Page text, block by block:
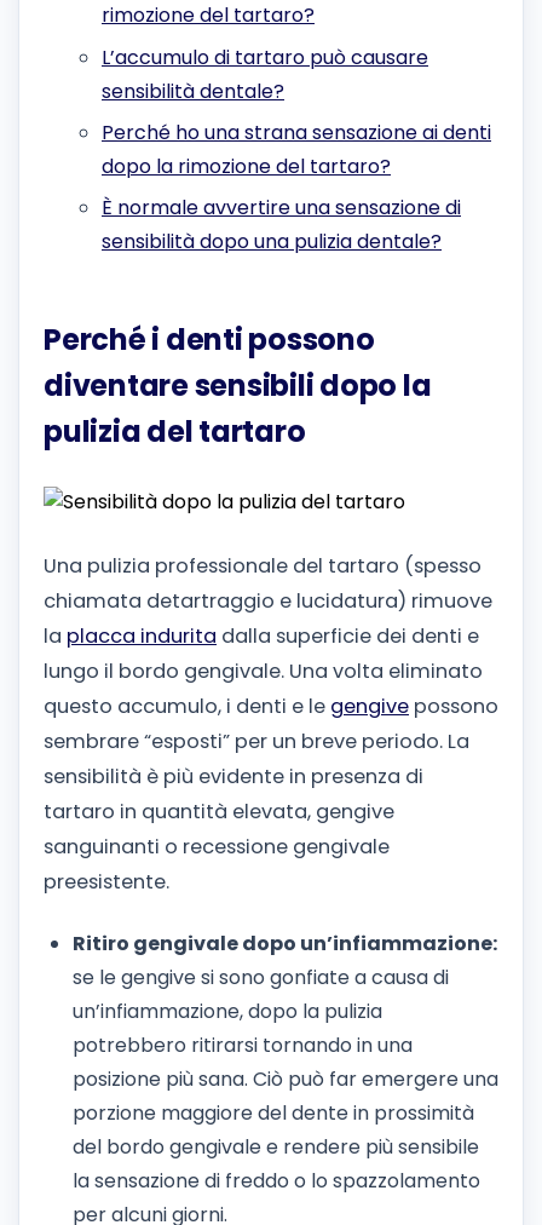
rimozione del tartaro?
L’accumulo di tartaro può causare
sensibilità dentale?
Perché ho una strana sensazione ai denti
dopo la rimozione del tartaro?
È normale avvertire una sensazione di
sensibilità dopo una pulizia dentale?
Perché i denti possono
diventare sensibili dopo la
pulizia del tartaro
Una pulizia professionale del tartaro (spesso
chiamata detartraggio e lucidatura) rimuove
la placca indurita dalla superficie dei denti e
lungo il bordo gengivale. Una volta eliminato
questo accumulo, i denti e le gengive possono
sembrare “esposti” per un breve periodo. La
sensibilità è più evidente in presenza di
tartaro in quantità elevata, gengive
sanguinanti o recessione gengivale
preesistente.
Ritiro gengivale dopo un’infiammazione:
se le gengive si sono gonfiate a causa di
un’infiammazione, dopo la pulizia
potrebbero ritirarsi tornando in una
posizione più sana. Ciò può far emergere una
porzione maggiore del dente in prossimità
del bordo gengivale e rendere più sensibile
la sensazione di freddo o lo spazzolamento
per alcuni giorni.